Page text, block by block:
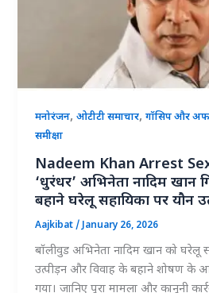
मनोरंजन,ओटीटी समाचार,गॉसिप और
समीक्षा
Nadeem Khan Arrest
‘धुरंधर’ अभिनेता नादिम खान
बहाने घरेलू सहायिका पर यौन
Aajkibat/January 26, 2026
बॉलीवुड अभिनेता नादिम खान को घरेलू
उत्पीड़न और विवाह के बहाने शोषण के
गया। जानिए पूरा मामला और कानूनी